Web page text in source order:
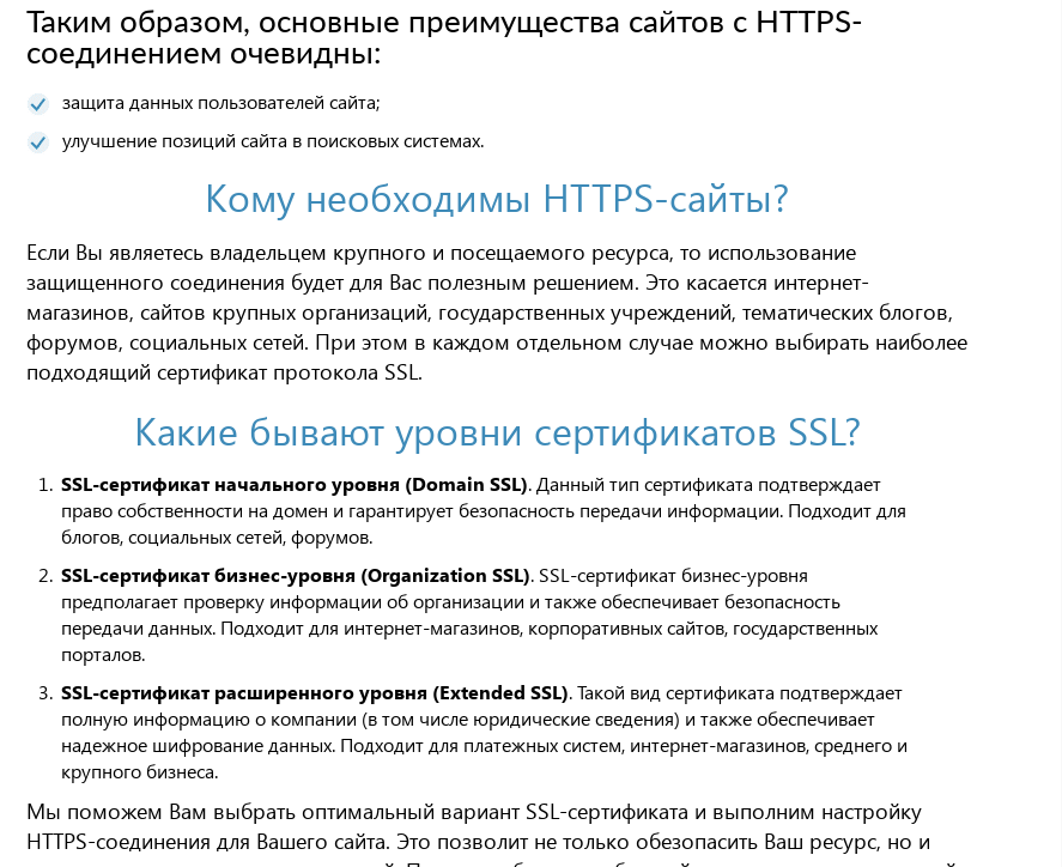
Таким образом, основные преимущества сайтов с HTTPS-
соединением очевидны:
защита данных пользователей сайта;
улучшение позиций сайта в поисковых системах.
Кому необходимы HTTPS-сайты?
Если Вы являетесь владельцем крупного и посещаемого ресурса, то использование
защищенного соединения будет для Вас полезным решением. Это касается интернет-
магазинов, сайтов крупных организаций, государственных учреждений, тематических блогов,
форумов, социальных сетей. При этом в каждом отдельном случае можно выбирать наиболее
подходящий сертификат протокола SSL.
Какие бывают уровни сертификатов SSL?
SSL-сертификат начального уровня (Domain SSL). Данный тип сертификата подтверждает
право собственности на домен и гарантирует безопасность передачи информации. Подходит для
блогов, социальных сетей, форумов.
SSL-сертификат бизнес-уровня (Organization SSL). SSL-сертификат бизнес-уровня
предполагает проверку информации об организации и также обеспечивает безопасность
передачи данных. Подходит для интернет-магазинов, корпоративных сайтов, государственных
порталов.
SSL-сертификат расширенного уровня (Extended SSL). Такой вид сертификата подтверждает
полную информацию о компании (в том числе юридические сведения) и также обеспечивает
надежное шифрование данных. Подходит для платежных систем, интернет-магазинов, среднего и
крупного бизнеса.
Мы поможем Вам выбрать оптимальный вариант SSL-сертификата и выполним настройку
HTTPS-соединения для Вашего сайта. Это позволит не только обезопасить Ваш ресурс, но и